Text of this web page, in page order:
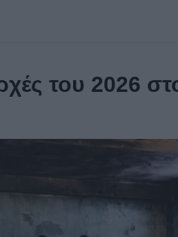
του 2026